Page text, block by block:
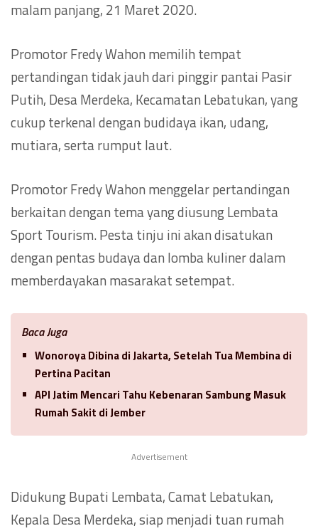
malam panjang, 21 Maret 2020.
Promotor Fredy Wahon memilih tempat
pertandingan tidak jauh dari pinggir pantai Pasir
Putih, Desa Merdeka, Kecamatan Lebatukan, yang
cukup terkenal dengan budidaya ikan, udang,
mutiara, serta rumput laut.
Promotor Fredy Wahon menggelar pertandingan
berkaitan dengan tema yang diusung Lembata
Sport Tourism. Pesta tinju ini akan disatukan
dengan pentas budaya dan lomba kuliner dalam
memberdayakan masarakat setempat.
Baca Juga
Wonoroya Dibina di Jakarta, Setelah Tua Membina di
Pertina Pacitan
API Jatim Mencari Tahu Kebenaran Sambung Masuk
Rumah Sakit di Jember
Advertisement
Didukung Bupati Lembata, Camat Lebatukan,
Kepala Desa Merdeka, siap menjadi tuan rumah